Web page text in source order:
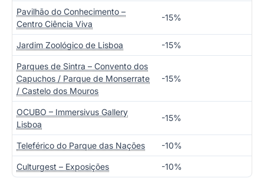
Pavilhão do Conhecimento –
Centro Ciência Viva
-15%
Jardim Zoológico de Lisboa -15%
Parques de Sintra – Convento dos
Capuchos / Parque de Monserrate
/ Castelo dos Mouros
-15%
OCUBO – Immersivus Gallery
Lisboa
-15%
Teleférico do Parque das Nações -10%
Culturgest – Exposições -10%